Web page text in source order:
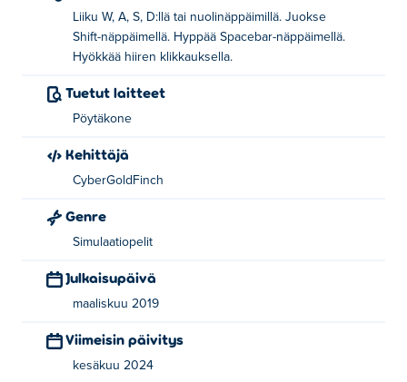
Liiku W, A, S, D:llä tai nuolinäppäimillä. Juokse
Shift-näppäimellä. Hyppää Spacebar-näppäimellä.
Hyökkää hiiren klikkauksella.
Tuetut laitteet
Pöytäkone
Kehittäjä
CyberGoldFinch
Genre
Simulaatiopelit
Julkaisupäivä
maaliskuu 2019
Viimeisin päivitys
kesäkuu 2024